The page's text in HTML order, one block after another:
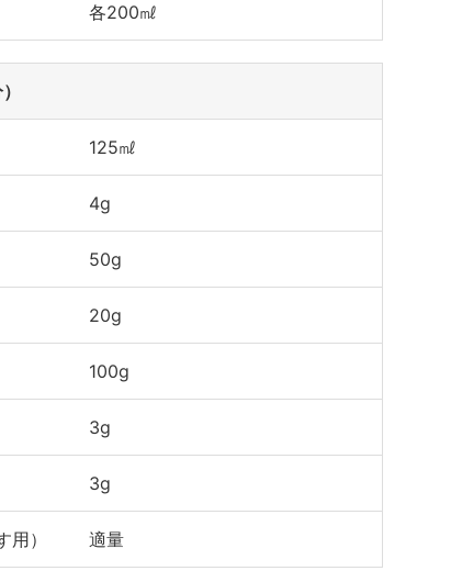
各200㎖
125㎖
4g
50g
20g
100g
3g
3g
） 適量